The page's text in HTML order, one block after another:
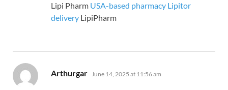
Lipi Pharm USA-based pharmacy Lipitor
delivery LipiPharm
Arthurgar says:
June 14, 2025 at 11:56 am